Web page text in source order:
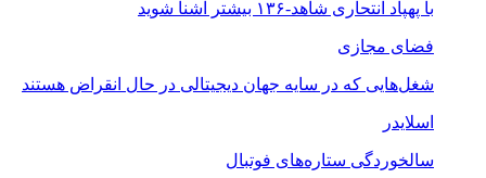
با پهپاد انتحاری شاهد-۱۳۶ بیشتر آشنا شوید
فضای مجازی
شغل‌‌هایی که در سایه جهان دیجیتالی در حال انقراض هستند
اسلایدر
سالخوردگی ستاره‌های فوتبال